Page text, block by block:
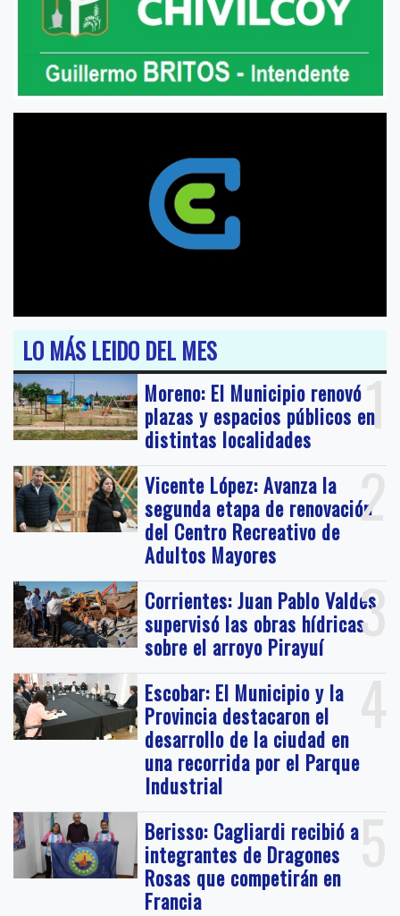
LO MÁS LEIDO DEL MES
1
Moreno: El Municipio renovó
plazas y espacios públicos en
distintas localidades
2
Vicente López: Avanza la
segunda etapa de renovación
del Centro Recreativo de
Adultos Mayores
3
Corrientes: Juan Pablo Valdés
supervisó las obras hídricas
sobre el arroyo Pirayuí
4
Escobar: El Municipio y la
Provincia destacaron el
desarrollo de la ciudad en
una recorrida por el Parque
Industrial
5
Berisso: Cagliardi recibió a
integrantes de Dragones
Rosas que competirán en
Francia